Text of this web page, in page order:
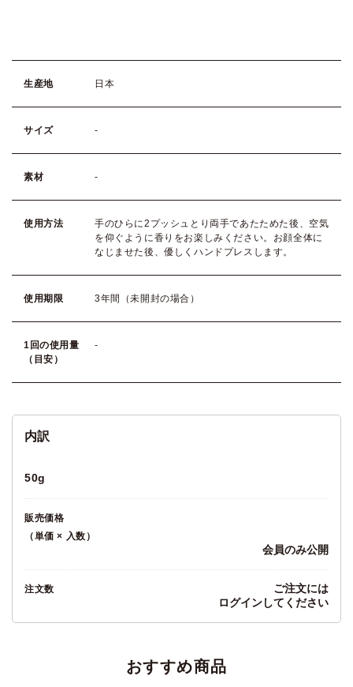
生産地 日本
サイズ -
素材 -
使用方法
手のひらに2プッシュとり両手であたためた後、空気
を仰ぐように香りをお楽しみください。お顔全体に
なじませた後、優しくハンドプレスします。
使用期限 3年間（未開封の場合）
1回の使用量
（目安）
-
50g
販売価格
（単価 × 入数）
会員のみ公開
注文数
ご注文には
ログインしてください
おすすめ商品